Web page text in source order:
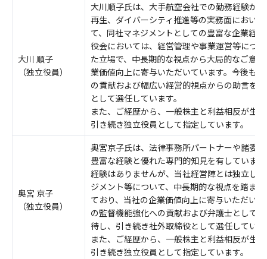
大川 順子
（独立役員）
大川順子氏は、大手航空会社での勤務経験か
再生、ダイバーシティ推進等の実務面におい
て、同社マネジメントとしての豊富な企業経
役会においては、経営管理や事業運営等につ
た立場で、中長期的な視点から大局的なご意
業価値向上に寄与いただいています。今後も
の貢献および幅広い経営的視点からの助言を
として選任しています。
また、ご経歴から、一般株主と利益相反が生
引き続き独立役員として指定しています。
奥宮 京子
（独立役員）
奥宮京子氏は、法律事務所パートナーや諸委
豊富な経験と優れた専門的知見を有していま
経験はありませんが、当社経営陣とは独立し
ジメント等について、中長期的な視点を踏ま
ており、当社の企業価値向上に寄与いただい
の監督機能強化への貢献および弁護士として
待し、引き続き社外取締役として選任してい
また、ご経歴から、一般株主と利益相反が生
引き続き独立役員として指定しています。